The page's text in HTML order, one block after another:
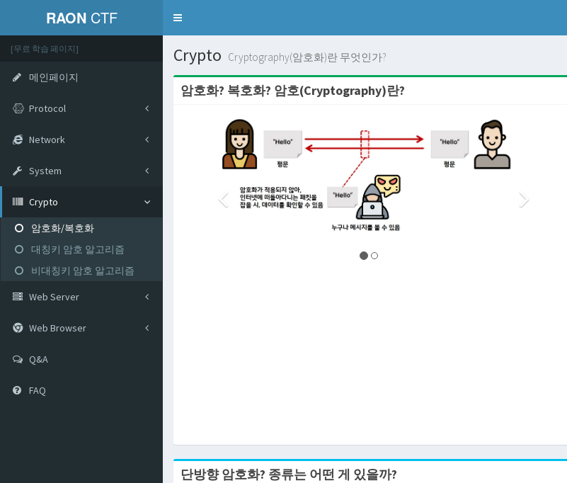
RAONCTF
Toggle
[무료 학습 페이지]
메인페이지
Protocol
Network
System
Crypto
암호화/복호화
대칭키 암호 알고리즘
비대칭키 암호 알고리즘
Web Server
Web Browser
Q&A
FAQ
Crypto Cryptography(암호화)란 무엇인가?
암호화? 복호화? 암호(Cryptography)란?
단방향 암호화? 종류는 어떤 게 있을까?